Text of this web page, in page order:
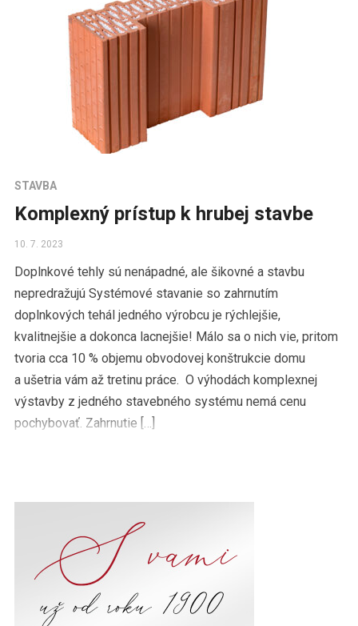
STAVBA
Komplexný prístup k hrubej stavbe
10. 7. 2023
Doplnkové tehly sú nenápadné, ale šikovné a stavbu
nepredražujú Systémové stavanie so zahrnutím
doplnkových tehál jedného výrobcu je rýchlejšie,
kvalitnejšie a dokonca lacnejšie! Málo sa o nich vie, pritom
tvoria cca 10 % objemu obvodovej konštrukcie domu
a ušetria vám až tretinu práce. O výhodách komplexnej
výstavby z jedného stavebného systému nemá cenu
pochybovať. Zahrnutie […]